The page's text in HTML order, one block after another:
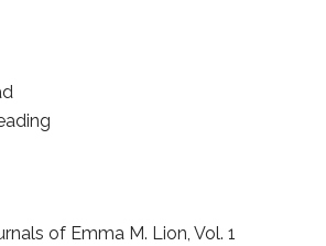
of Emma M. Lion, Vol. 1